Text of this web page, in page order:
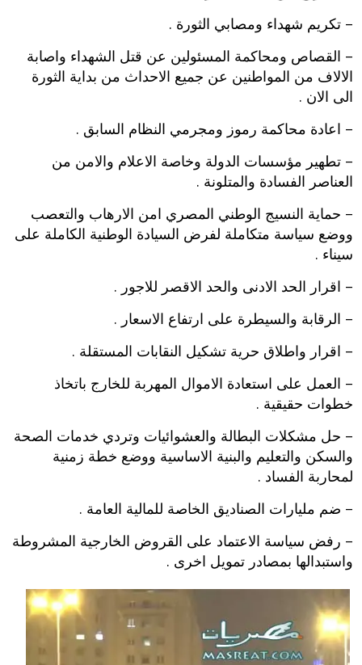
– تكريم شهداء ومصابي الثورة .
– القصاص ومحاكمة المسئولين عن قتل الشهداء واصابة
الالاف من المواطنين عن جميع الاحداث من بداية الثورة
الى الان .
– اعادة محاكمة رموز ومجرمي النظام السابق .
– تطهير مؤسسات الدولة وخاصة الاعلام والامن من
العناصر الفسادة والمتلونة .
– حماية النسيج الوطني المصري امن الارهاب والتعصب
ووضع سياسة متكاملة لفرض السيادة الوطنية الكاملة على
سيناء .
– اقرار الحد الادنى والحد الاقصر للاجور .
– الرقابة والسيطرة على ارتفاع الاسعار .
– اقرار واطلاق حرية تشكيل النقابات المستقلة .
– العمل على استعادة الاموال المهربة للخارج باتخاذ
خطوات حقيقية .
– حل مشكلات البطالة والعشوائيات وتردي خدمات الصحة
والسكن والتعليم والبنية الاساسية ووضع خطة زمنية
لمحاربة الفساد .
– ضم مليارات الصناديق الخاصة للمالية العامة .
– رفض سياسة الاعتماد على القروض الخارجية المشروطة
واستبدالها بمصادر تمويل اخرى .